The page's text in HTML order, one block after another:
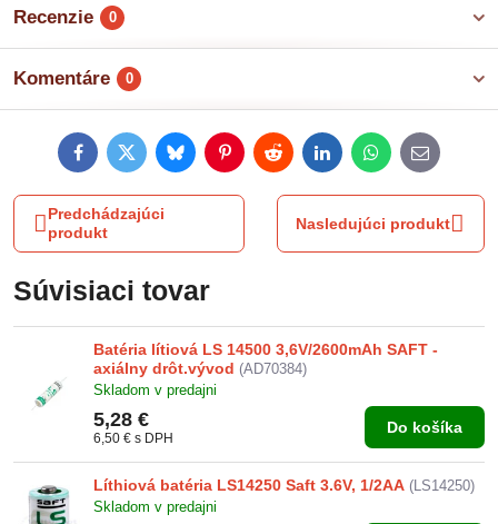
Recenzie 0
Komentáre 0
FacebookTwitterBlueskyPinterestRedditLinkedInWhatsApp
E-
mail
Predchádzajúci
produkt
Nasledujúci produkt
Súvisiaci tovar
Batéria lítiová LS 14500 3,6V/2600mAh SAFT -
axiálny drôt.vývod (AD70384)
Skladom v predajni
5,28 €
6,50 € s DPH
Do košíka
Líthiová batéria LS14250 Saft 3.6V, 1/2AA (LS14250)
Skladom v predajni